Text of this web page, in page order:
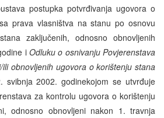
postupka potvrđivanja ugovora o
prava vlasništva na stanu po osnovu
zaključenih, odnosno obnovljenih
i Odluku o osnivanju Povjerenstava
obnovljenih ugovora o korištenju stana
svibnja 2002. godinekojom se utvrđuje
za kontrolu ugovora o korištenju
odnosno obnovljeni nakon 1. travnja